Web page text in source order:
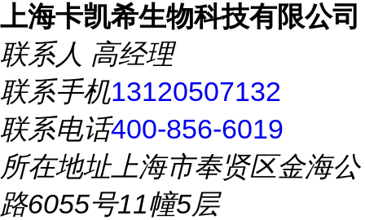
上海卡凯希生物科技有限公司
联系人 高经理
联系手机13120507132
联系电话400-856-6019
所在地址上海市奉贤区金海公
路6055号11幢5层